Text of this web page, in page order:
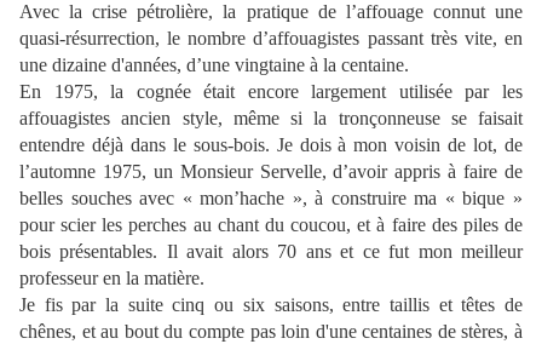
Avec la crise pétrolière, la pratique de l’affouage connut une
quasi-résurrection, le nombre d’affouagistes passant très vite, en
une dizaine d'années, d’une vingtaine à la centaine.
En 1975, la cognée était encore largement utilisée par les
affouagistes ancien style, même si la tronçonneuse se faisait
entendre déjà dans le sous-bois. Je dois à mon voisin de lot, de
l’automne 1975, un Monsieur Servelle, d’avoir appris à faire de
belles souches avec « mon’hache », à construire ma « bique »
pour scier les perches au chant du coucou, et à faire des piles de
bois présentables. Il avait alors 70 ans et ce fut mon meilleur
professeur en la matière.
Je fis par la suite cinq ou six saisons, entre taillis et têtes de
chênes, et au bout du compte pas loin d'une centaines de stères, à